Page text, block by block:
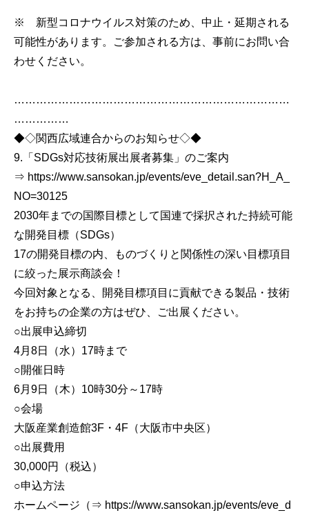
※ 新型コロナウイルス対策のため、中止・延期される
可能性があります。ご参加される方は、事前にお問い合
わせください。
…………………………………………………………………
……………
◆◇関西広域連合からのお知らせ◇◆
9.「SDGs対応技術展出展者募集」のご案内
⇒ https://www.sansokan.jp/events/eve_detail.san?H_A_
NO=30125
2030年までの国際目標として国連で採択された持続可能
な開発目標（SDGs）
17の開発目標の内、ものづくりと関係性の深い目標項目
に絞った展示商談会！
今回対象となる、開発目標項目に貢献できる製品・技術
をお持ちの企業の方はぜひ、ご出展ください。
○出展申込締切
4月8日（水）17時まで
○開催日時
6月9日（木）10時30分～17時
○会場
大阪産業創造館3F・4F（大阪市中央区）
○出展費用
30,000円（税込）
○申込方法
ホームページ（⇒ https://www.sansokan.jp/events/eve_d